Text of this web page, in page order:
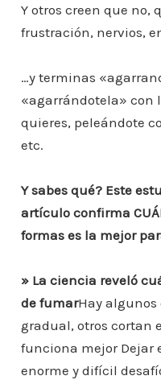
Y otros creen que no,
frustración, nervios,
…y terminas
«agarrándotela» con
quieres, peleándote
etc.
Y sabes qué? Este
artículo confirma
formas es la mejor
» La ciencia reveló
de fumarHay
gradual, otros cortan
funciona mejor Dejar
enorme y difícil